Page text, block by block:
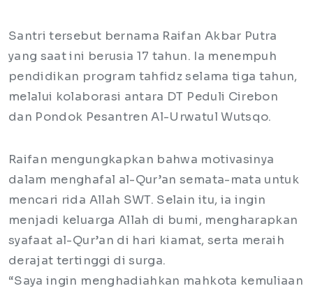
Santri tersebut bernama Raifan Akbar Putra
yang saat ini berusia 17 tahun. Ia menempuh
pendidikan program tahfidz selama tiga tahun,
melalui kolaborasi antara DT Peduli Cirebon
dan Pondok Pesantren Al-Urwatul Wutsqo.
Raifan mengungkapkan bahwa motivasinya
dalam menghafal al-Qur’an semata-mata untuk
mencari rida Allah SWT. Selain itu, ia ingin
menjadi keluarga Allah di bumi, mengharapkan
syafaat al-Qur’an di hari kiamat, serta meraih
derajat tertinggi di surga.
“Saya ingin menghadiahkan mahkota kemuliaan